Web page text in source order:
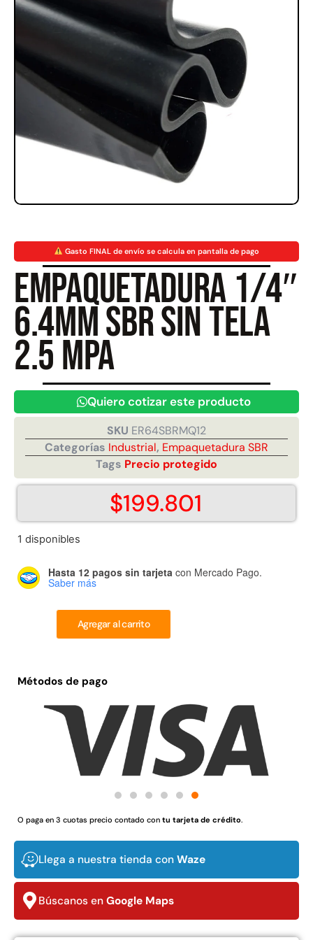
Gasto FINAL de envío se calcula en pantalla de pago
Empaquetadura 1/4″
6.4mm SBR sin tela
2.5 MPA
Quiero cotizar este producto
SKU ER64SBRMQ12
Categorías Industrial, Empaquetadura SBR
Tags Precio protegido
$199.801
1 disponibles
Hasta 12 pagos sin tarjeta con Mercado Pago.
Saber más
Agregar al carrito
Métodos de pago
O paga en 3 cuotas precio contado con tu tarjeta de crédito.
Llega a nuestra tienda con Waze
Búscanos en Google Maps
Rampa Móvil Hidráulica
22.711.412
11.790.000
Agregar al carrito
Juego Modular 35
QplayGround
$5.926.486
Leer más
Juego Modular 40
QplayGround
$4.859.984 $9.558.557
$4.790.000
Agregar al carrito
Juego Modular 02
Leer más Leer más
37%
Juego Modular 03
$5.987.128
Pasto sintético ornamental
4,57*30,48mts